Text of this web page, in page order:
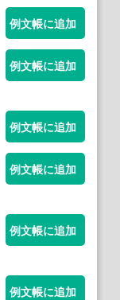
例文帳に追加
例文帳に追加
例文帳に追加
例文帳に追加
例文帳に追加
例文帳に追加